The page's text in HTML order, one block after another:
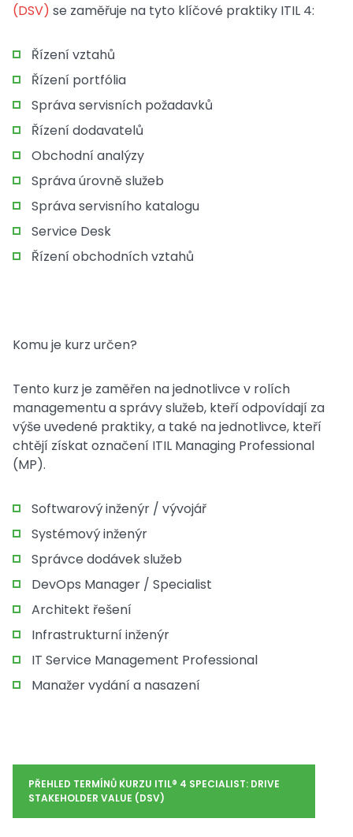
(DSV) se zaměřuje na tyto klíčové praktiky ITIL 4:
Řízení vztahů
Řízení portfólia
Správa servisních požadavků
Řízení dodavatelů
Obchodní analýzy
Správa úrovně služeb
Správa servisního katalogu
Service Desk
Řízení obchodních vztahů
Komu je kurz určen?
Tento kurz je zaměřen na jednotlivce v rolích
managementu a správy služeb, kteří odpovídají za
výše uvedené praktiky, a také na jednotlivce, kteří
chtějí získat označení ITIL Managing Professional
(MP).
Softwarový inženýr / vývojář
Systémový inženýr
Správce dodávek služeb
DevOps Manager / Specialist
Architekt řešení
Infrastrukturní inženýr
IT Service Management Professional
Manažer vydání a nasazení
PŘEHLED TERMÍNŮ KURZU ITIL® 4 SPECIALIST: DRIVE
STAKEHOLDER VALUE (DSV)